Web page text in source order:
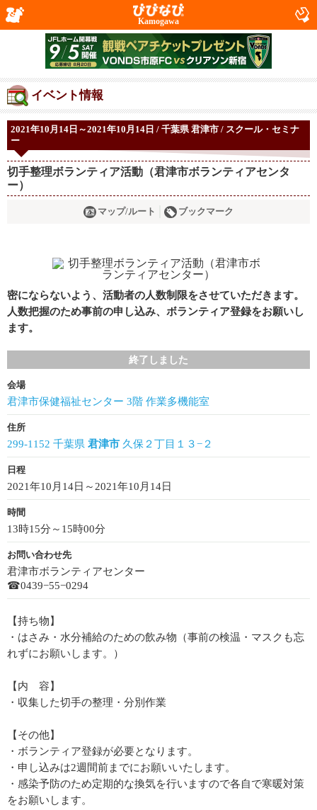
Kamogawa
イベント情報
2021年10月14日～2021年10月14日 / 千葉県 君津市 / スクール・セミナ
ー
切手整理ボランティア活動（君津市ボランティアセンタ
ー）
マップ/ルート ブックマーク
密にならないよう、活動者の人数制限をさせていただきます。
人数把握のため事前の申し込み、ボランティア登録をお願いし
ます。
終了しました
会場
君津市保健福祉センター 3階 作業多機能室
住所
299-1152 千葉県 君津市 久保２丁目１３−２
日程
2021年10月14日～2021年10月14日
時間
13時15分～15時00分
お問い合わせ先
君津市ボランティアセンター
☎0439−55−0294
【持ち物】
・はさみ・水分補給のための飲み物（事前の検温・マスクも忘
れずにお願いします。）
【内 容】
・収集した切手の整理・分別作業
【その他】
・ボランティア登録が必要となります。
・申し込みは2週間前までにお願いいたします。
・感染予防のため定期的な換気を行いますので各自で寒暖対策
をお願いします。